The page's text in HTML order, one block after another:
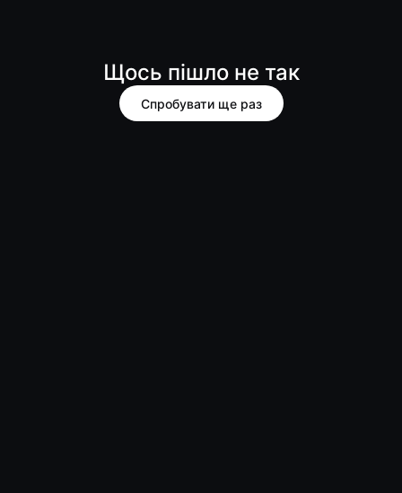
Щось пішло не так
Спробувати ще раз